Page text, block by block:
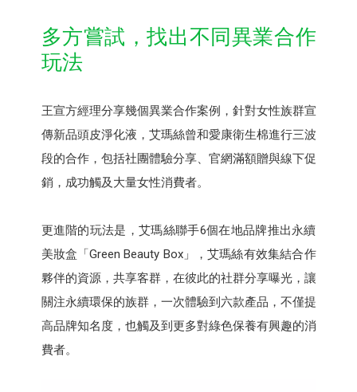
多方嘗試，找出不同異業合作
玩法
王宣方經理分享幾個異業合作案例，針對女性族群宣
傳新品頭皮淨化液，艾瑪絲曾和愛康衛生棉進行三波
段的合作，包括社團體驗分享、官網滿額贈與線下促
銷，成功觸及大量女性消費者。
更進階的玩法是，艾瑪絲聯手6個在地品牌推出永續
美妝盒「Green Beauty Box」，艾瑪絲有效集結合作
夥伴的資源，共享客群，在彼此的社群分享曝光，讓
關注永續環保的族群，一次體驗到六款產品，不僅提
高品牌知名度，也觸及到更多對綠色保養有興趣的消
費者。